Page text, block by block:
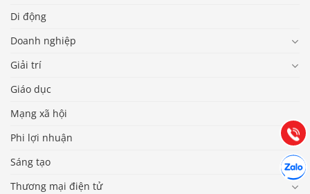
Di động
Doanh nghiệp
Giải trí
Giáo dục
Mạng xã hội
Phi lợi nhuận
Sáng tạo
Thương mại điện tử
Gọi
(028) 22.166.144
Chát